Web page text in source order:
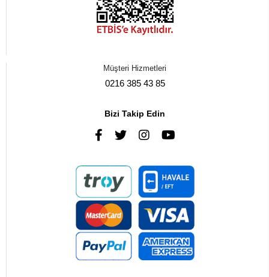
Müşteri Hizmetleri
0216 385 43 85
Bizi Takip Edin